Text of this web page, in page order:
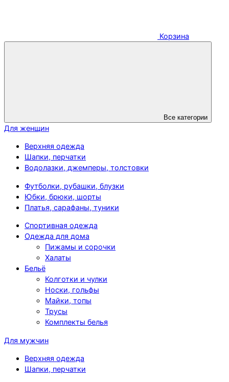
Корзина
Все категории
Для женщин
Верхняя одежда
Шапки, перчатки
Водолазки, джемперы, толстовки
Футболки, рубашки, блузки
Юбки, брюки, шорты
Платья, сарафаны, туники
Спортивная одежда
Одежда для дома
Пижамы и сорочки
Халаты
Бельё
Колготки и чулки
Носки, гольфы
Майки, топы
Трусы
Комплекты белья
Для мужчин
Верхняя одежда
Шапки, перчатки